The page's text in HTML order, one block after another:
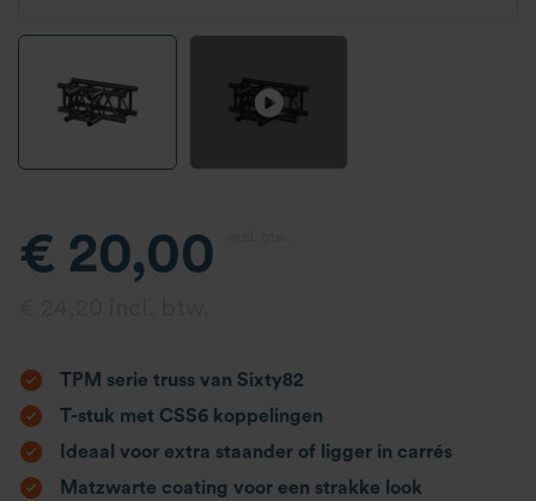
€ 20,00
TPM serie truss van Sixty82
T-stuk met CSS6 koppelingen
Ideaal voor extra staander of ligger in carrés
Matzwarte coating voor een strakke look